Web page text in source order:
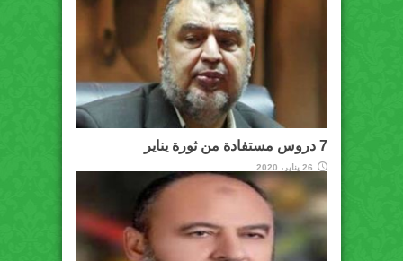
7 دروس مستفادة من ثورة يناير
26 يناير، 2020